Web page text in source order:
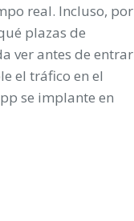
real. Incluso, por
plazas de
ver antes de entrar
el tráfico en el
se implante en